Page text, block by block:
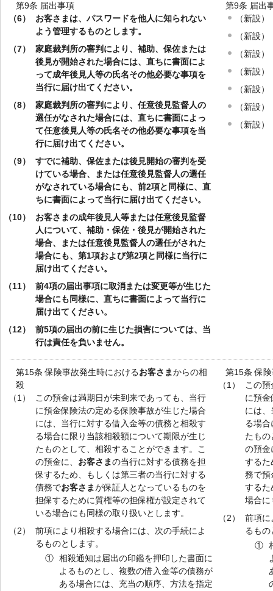
第9条 届出事項
（6）
お客さまは、パスワードを他人に知られない
よう管理するものとします。
（7）
家庭裁判所の審判により、補助、保佐または
後見が開始された場合には、直ちに書面によ
って成年後見人等の氏名その他必要な事項を
当行に届け出てください。
（8）
家庭裁判所の審判により、任意後見監督人の
選任がなされた場合には、直ちに書面によっ
て任意後見人等の氏名その他必要な事項を当
行に届け出てください。
（9）
すでに補助、保佐または後見開始の審判を受
けている場合、または任意後見監督人の選任
がなされている場合にも、前2項と同様に、直
ちに書面によって当行に届け出てください。
（10）
お客さまの成年後見人等または任意後見監督
人について、補助・保佐・後見が開始された
場合、または任意後見監督人の選任がされた
場合にも、第1項および第2項と同様に当行に
届け出てください。
（11）
前4項の届出事項に取消または変更等が生じた
場合にも同様に、直ちに書面によって当行に
届け出てください。
（12）
前5項の届出の前に生じた損害については、当
行は責任を負いません。
第9条 届出
（新設）
（新設）
（新設）
（新設）
（新設）
（新設）
（新設）
第15条 保険事故発生時におけるお客さまからの相
殺
（1）
この預金は満期日が未到来であっても、当行
に預金保険法の定める保険事故が生じた場合
には、当行に対する借入金等の債務と相殺す
る場合に限り当該相殺額について期限が生じ
たものとして、相殺することができます。こ
の預金に、 お客さまの当行に対する債務を担
保するため、もしくは第三者の当行に対する
債務でお客さまが保証人となっているものを
担保するために質権等の担保権が設定されて
いる場合にも同様の取り扱いとします。
（2）
前項により相殺する場合には、次の手続によ
るものとします。
①
相殺通知は届出の印鑑を押印した書面に
よるものとし、複数の借入金等の債務が
ある場合には、充当の順序、方法を指定
第15条 保
（1）
この
に預
には
る場
たも
の預金
するた
務で預
するた
場合に
（2）
前項に
るもの
①